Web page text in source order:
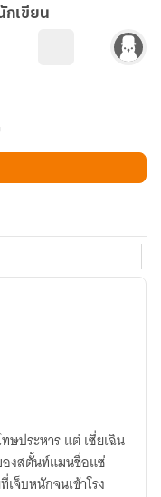
กเขียน
ประหาร แต่ เซี่ยเฉิน
งสตั้นท์แมนชื่อแซ่
จ็บหนักจนเข้าโรง